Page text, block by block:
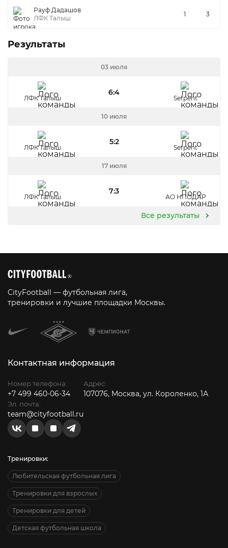
Рауф Дадашов
ЛФК Талыш
1 3
Результаты
03 июля
ЛФК Талыш
6:4
Serpent
10 июля
ЛФК Талыш
5:2
Serpent
17 июля
ЛФК Талыш
7:3
АО НПОДАР
Все результаты
CityFootball — футбольная лига,
тренировки и лучшие площадки Москвы.
Контактная информация
Номер телефона:
+7 499 460-06-34
Эл. почта:
team@cityfootball.ru
Адрес:
107076, Москва, ул. Короленко, 1А
Тренировки:
Любительская футбольная лига
Тренировки для взрослых
Тренировки для детей
Детская футбольная школа